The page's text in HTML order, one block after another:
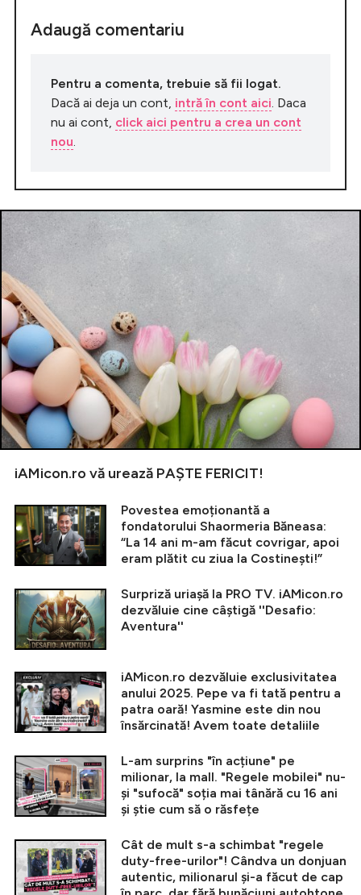
Adaugă comentariu
Pentru a comenta, trebuie să fii logat.
Dacă ai deja un cont, intră în cont aici. Daca
nu ai cont, click aici pentru a crea un cont
nou.
iAMicon.ro vă urează PAȘTE FERICIT!
Povestea emoționantă a
fondatorului Shaormeria Băneasa:
“La 14 ani m-am făcut covrigar, apoi
eram plătit cu ziua la Costinești!”
Surpriză uriașă la PRO TV. iAMicon.ro
dezvăluie cine câștigă ''Desafio:
Aventura''
iAMicon.ro dezvăluie exclusivitatea
anului 2025. Pepe va fi tată pentru a
patra oară! Yasmine este din nou
însărcinată! Avem toate detaliile
L-am surprins "în acțiune" pe
milionar, la mall. "Regele mobilei" nu-
și "sufocă" soția mai tânără cu 16 ani
și știe cum să o răsfețe
Cât de mult s-a schimbat "regele
duty-free-urilor"! Cândva un donjuan
autentic, milionarul și-a făcut de cap